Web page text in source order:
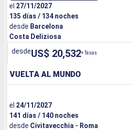
Costa Deliziosa
desde Barcelona
135 días / 134 noches
el 27/11/2027
desdeUS$ 20,532+ Tasas
VUELTA AL MUNDO
desde Civitavecchia - Roma
141 días / 140 noches
el 24/11/2027